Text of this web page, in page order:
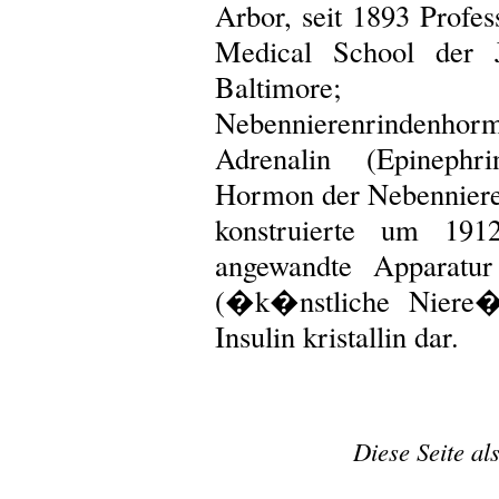
Arbor, seit 1893
Medical School der
Baltimore;
Adrenalin
Hormon der
konstruierte um
angewandte
(�k�nstliche
Insulin kristallin dar.
Diese Seite